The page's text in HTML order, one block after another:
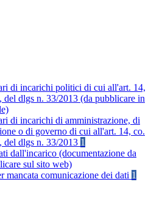
di incarichi politici di cui all'art. 14,
del dlgs n. 33/2013 (da pubblicare in
di incarichi di amministrazione, di
o di governo di cui all'art. 14, co.
del dlgs n. 33/2013 1
dall'incarico (documentazione da
sul sito web)
mancata comunicazione dei dati 1